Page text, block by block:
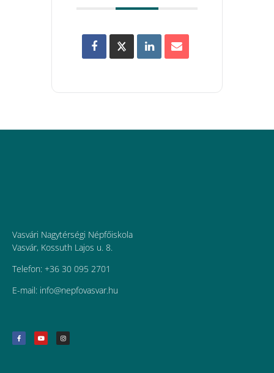
Vasvári Nagytérségi Népfőiskola
Vasvár, Kossuth Lajos u. 8.
Telefon: +36 30 095 2701
E-mail: uh.ravsavofpen@ofni